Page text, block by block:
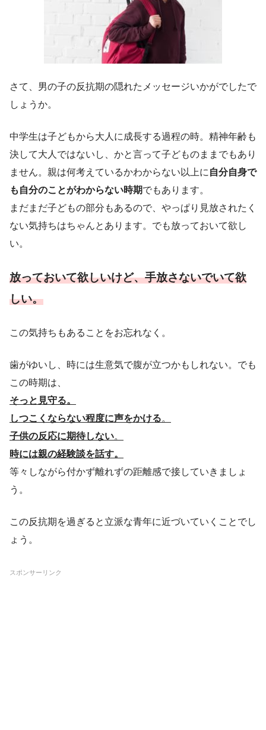
さて、男の子の反抗期の隠れたメッセージいかがでしたで
しょうか。
中学生は子どもから大人に成長する過程の時。精神年齢も
決して大人ではないし、かと言って子どものままでもあり
ません。親は何考えているかわからない以上に 自分自身で
も自分のことがわからない時期でもあります。
まだまだ子どもの部分もあるので、やっぱり見放されたく
ない気持ちはちゃんとあります。でも放っておいて欲し
い。
放っておいて欲しいけど、手放さないでいて欲
しい。
この気持ちもあることをお忘れなく。
歯がゆいし、時には生意気で腹が立つかもしれない。でも
この時期は、
そっと見守る。
しつこくならない程度に声をかける。
子供の反応に期待しない。
時には親の経験談を話す。
等々しながら付かず離れずの距離感で接していきましょ
う。
この反抗期を過ぎると立派な青年に近づいていくことでし
ょう。
スポンサーリンク